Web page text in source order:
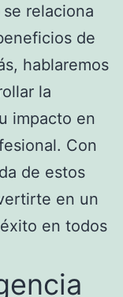
relaciona
de
hablaremos
la
impacto en
Con
de estos
en un
en todos